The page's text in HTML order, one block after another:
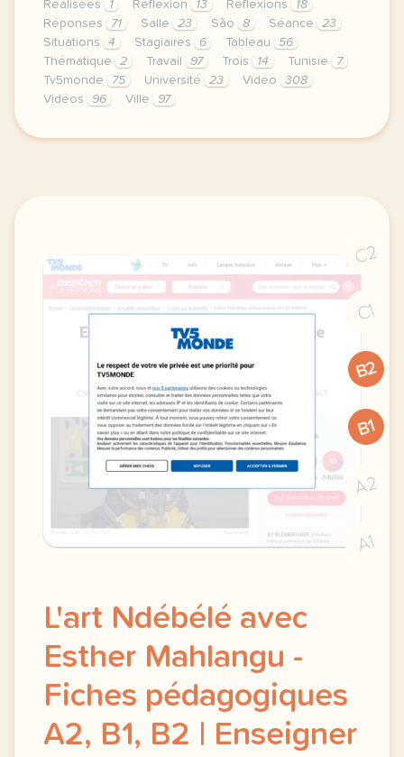
Réalisées 1 Réflexion 13 Réflexions
18
Réponses
71 Salle 23 São 8 Séance
23
Situations
4 Stagiaires 6 Tableau
56
Thématique
2 Travail 97 Trois 14 Tunisie
7
Tv5monde
75 Université 23 Vidéo
308
Vidéos
96 Ville 97
le respect de votre vie privee est une priorite
C2
C1
B2
B1
A2
A1
L'art Ndébélé avec
Esther Mahlangu -
Fiches pédagogiques
A2, B1, B2 | Enseigner